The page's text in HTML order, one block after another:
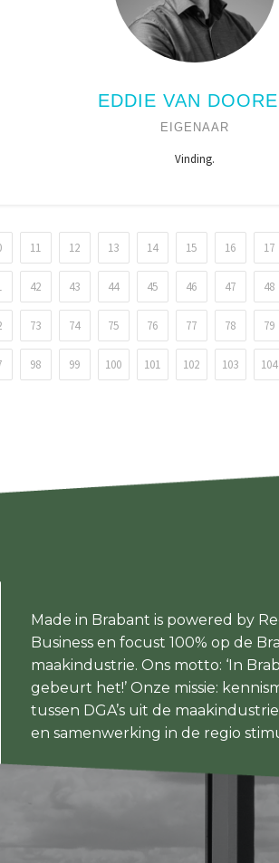
EDDIE VAN
EIGENAAR
Vinding.
11 12 13 14 15 16 17
42 43 44 45 46 47 48
73 74 75 76 77 78 79
98 99 100 101 102 103 104
Made in Brabant is powered by
Business en focust 100% op de
maakindustrie. Ons motto: ‘In
gebeurt het!’ Onze missie:
tussen DGA’s uit de
en samenwerking in de regio